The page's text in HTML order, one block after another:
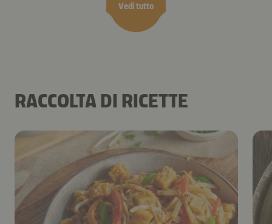
Vedi tutto
RACCOLTA DI RICETTE